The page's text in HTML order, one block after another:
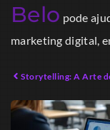
Belo pode
marketing digital,